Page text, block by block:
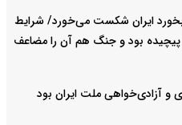
ایران شکست می‌خورد/ شرایط
بود و جنگ هم آن را مضاعف‌
آزادی‌خواهی ملت ایران بود